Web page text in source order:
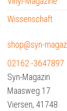
Wissenschaft
shop@syn-
02162 -3647897
Syn-Magazin
Maasweg 17
Viersen, 41748